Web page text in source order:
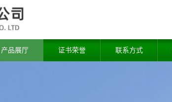
产品展厅 证书荣誉 联系方式